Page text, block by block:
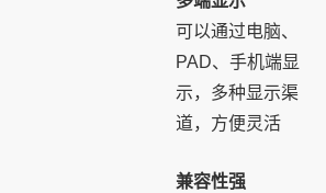
可以通过电脑、
PAD、手机端显
示，多种显示渠
道，方便灵活
兼容性强